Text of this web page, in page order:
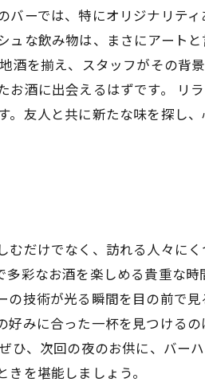
ーでは、特にオリジナリティ
な飲み物は、まさにアートと
酒を揃え、スタッフがその背
酒に出会えるはずです。 リ
。友人と共に新たな味を探し、
だけでなく、訪れる人々にく
彩なお酒を楽しめる貴重な時
の技術が光る瞬間を目の前で見
みに合った一杯を見つけるの
ひ、次回の夜のお供に、バー
を堪能しましょう。